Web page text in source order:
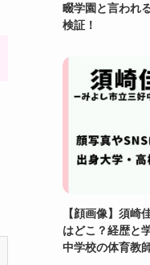
畷学園と言われ
検証！
【顔画像】須崎
はどこ？経歴と
中学校の体育教